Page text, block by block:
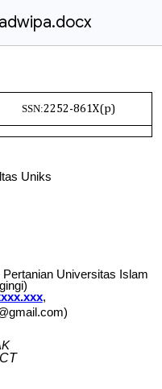
SSN:2252-861X(p)
Uniks
Universitas Islam
,